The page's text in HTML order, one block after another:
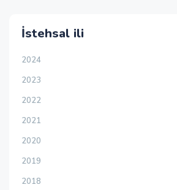
İstehsal ili
2024
2023
2022
2021
2020
2019
2018